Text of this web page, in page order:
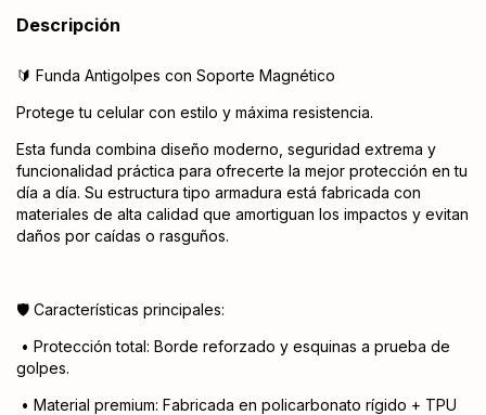
Descripción
🔰 Funda Antigolpes con Soporte Magnético
Protege tu celular con estilo y máxima resistencia.
Esta funda combina diseño moderno, seguridad extrema y
funcionalidad práctica para ofrecerte la mejor protección en tu
día a día. Su estructura tipo armadura está fabricada con
materiales de alta calidad que amortiguan los impactos y evitan
daños por caídas o rasguños.
🛡️ Características principales:
• Protección total: Borde reforzado y esquinas a prueba de
golpes.
• Material premium: Fabricada en policarbonato rígido + TPU